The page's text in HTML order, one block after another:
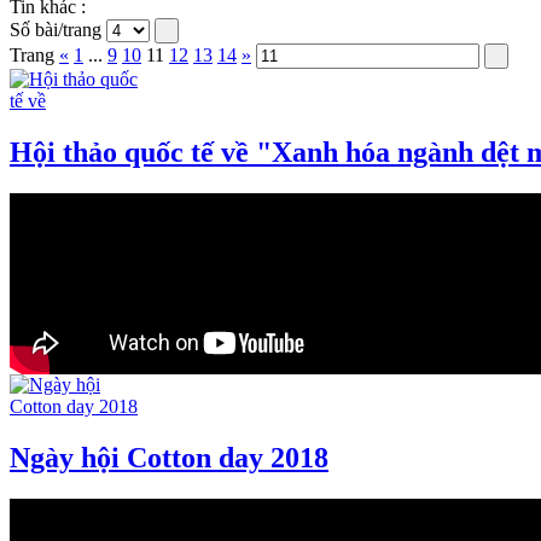
Tin khác :
Số bài/trang
Trang « 1 ... 9 10 11 12 13 14 »
Hội thảo quốc tế về "Xanh hóa ngành dệt
Ngày hội Cotton day 2018